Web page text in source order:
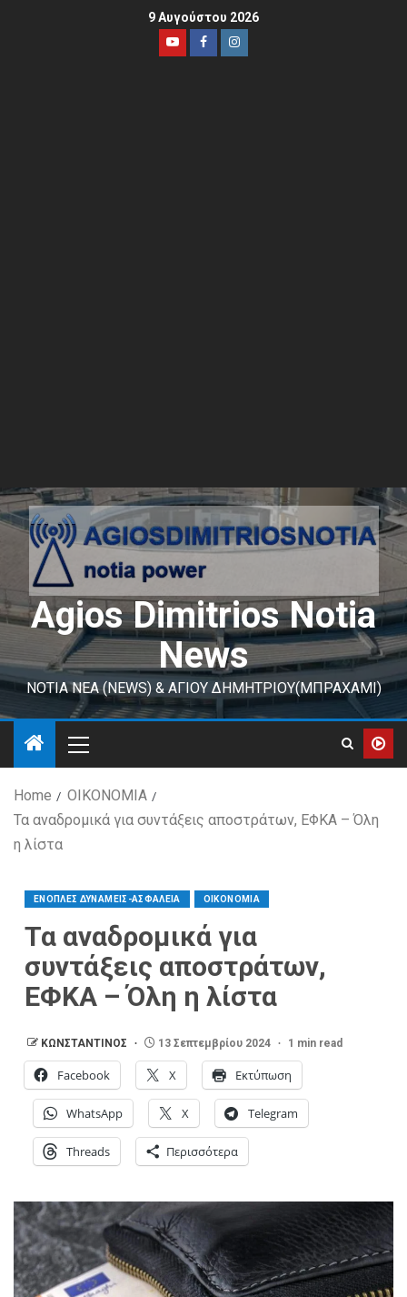
9 Αυγούστου 2026
Agios Dimitrios Notia
News
ΝΟΤΙΑ ΝΕΑ (NEWS) & ΑΓΙΟΥ ΔΗΜΗΤΡΙΟΥ(ΜΠΡΑΧΑΜΙ)
Home
ΟΙΚΟΝΟΜΙΑ
Τα αναδρομικά για συντάξεις αποστράτων, ΕΦΚΑ – Όλη
η λίστα
ΕΝΟΠΛΕΣ ΔΥΝΑΜΕΙΣ-ΑΣΦΑΛΕΙΑ ΟΙΚΟΝΟΜΙΑ
Τα αναδρομικά για
συντάξεις αποστράτων,
ΕΦΚΑ – Όλη η λίστα
ΚΩΝΣΤΑΝΤΙΝΟΣ 13 Σεπτεμβρίου 2024 1 min read
Facebook X Εκτύπωση
WhatsApp X Telegram
Threads Περισσότερα